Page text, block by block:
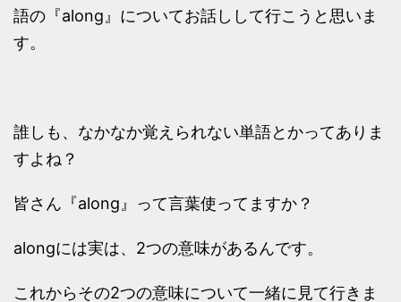
語の『along』についてお話しして行こうと思いま
す。
誰しも、なかなか覚えられない単語とかってありま
すよね？
皆さん『along』って言葉使ってますか？
alongには実は、2つの意味があるんです。
これからその2つの意味について一緒に見て行きま